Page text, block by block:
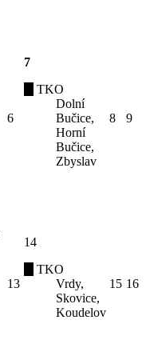
6
7
TKO
Dolní
Bučice,
Horní
Bučice,
Zbyslav
8 9
13
14
TKO
Vrdy,
Skovice,
Koudelov
15 16